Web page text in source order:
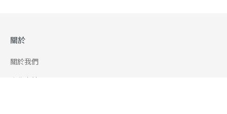
關於
關於我們
合作申請